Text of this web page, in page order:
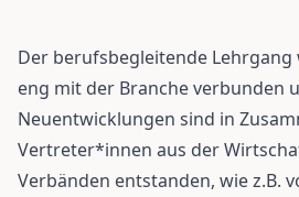
Der berufsbegleitende
eng mit der Branche verbunden
Neuentwicklungen sind in
Vertreter*innen aus der
Verbänden entstanden, wie z.B.